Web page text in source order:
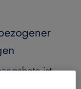
ist